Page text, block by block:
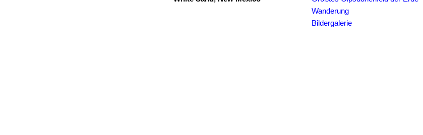
Wanderung
Bildergalerie